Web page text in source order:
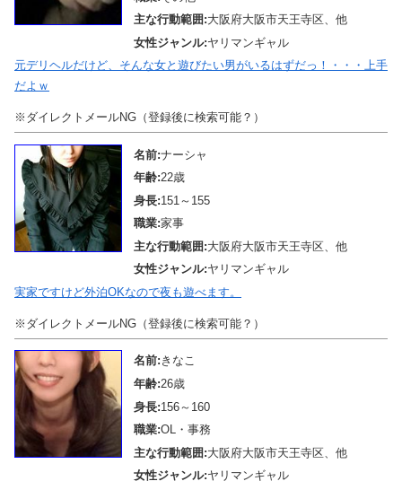
主な行動範囲:大阪府大阪市天王寺区、他
女性ジャンル:ヤリマンギャル
元デリヘルだけど、そんな女と遊びたい男がいるはずだっ！・・・上手
だよｗ
※ダイレクトメールNG（登録後に検索可能？）
名前:ナーシャ
年齢:22歳
身長:151～155
職業:家事
主な行動範囲:大阪府大阪市天王寺区、他
女性ジャンル:ヤリマンギャル
実家ですけど外泊OKなので夜も遊べます。
※ダイレクトメールNG（登録後に検索可能？）
名前: きなこ
年齢:26歳
身長:156～160
職業:OL・事務
主な行動範囲:大阪府大阪市天王寺区、他
女性ジャンル:ヤリマンギャル